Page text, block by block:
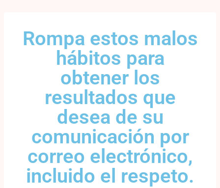
Rompa estos malos
hábitos para
obtener los
resultados que
desea de su
comunicación por
correo electrónico,
incluido el respeto.